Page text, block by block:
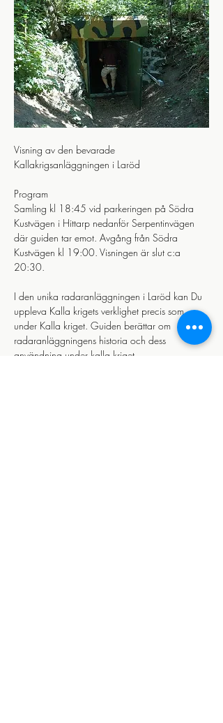
Visning av den bevarade
Kallakrigsanläggningen i Laröd
Program
Samling kl 18:45 vid parkeringen på Södra
Kustvägen i Hittarp nedanför Serpentinvägen
där guiden tar emot. Avgång från Södra
Kustvägen kl 19:00. Visningen är slut c:a
20:30.
I den unika radaranläggningen i Laröd kan Du
uppleva Kalla krigets verklighet precis som
under Kalla kriget. Guiden berättar om
radaranläggningens historia och dess
användning under kalla kriget.